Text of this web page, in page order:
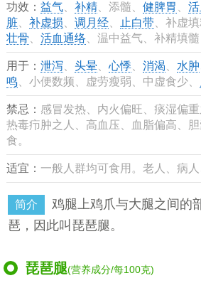
功效： 益气、 补精、添髓、 健脾胃
脏、 补虚损 调月经、 止白带、补虚填
壮骨
活血通络、温中益气、补精填髓
用于： 泄泻、 头晕 心悸、 消渴 水肿
鸣、小便数频、虚劳瘦弱、中虚食少、
禁忌： 感冒发热、内火偏旺、痰湿偏
热毒疖肿之人、高血压、血脂偏高、
食。
适宜： 一般人群均可食用。老人、病人
简介
鸡腿上鸡爪与大腿之间的
琶，因此叫琵琶腿。
琵琶腿(营养成分/每100克)